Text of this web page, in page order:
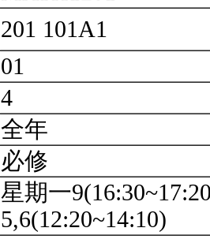
201 101A1
01
4
全年
必修
星期一
5,6(12:20~14:10)